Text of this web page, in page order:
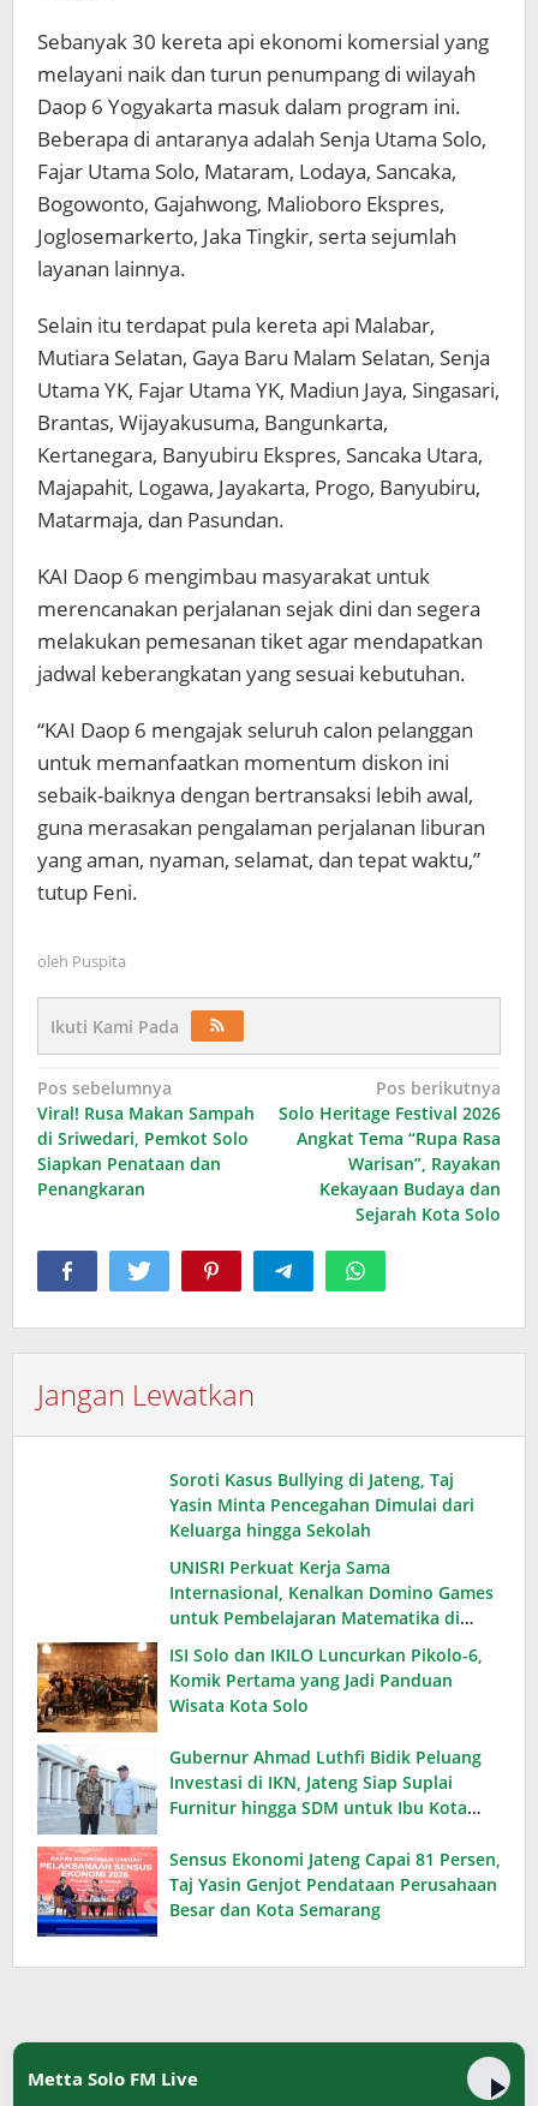
Sebanyak 30 kereta api ekonomi komersial yang
melayani naik dan turun penumpang di wilayah
Daop 6 Yogyakarta masuk dalam program ini.
Beberapa di antaranya adalah Senja Utama Solo,
Fajar Utama Solo, Mataram, Lodaya, Sancaka,
Bogowonto, Gajahwong, Malioboro Ekspres,
Joglosemarkerto, Jaka Tingkir, serta sejumlah
layanan lainnya.
Selain itu terdapat pula kereta api Malabar,
Mutiara Selatan, Gaya Baru Malam Selatan, Senja
Utama YK, Fajar Utama YK, Madiun Jaya, Singasari,
Brantas, Wijayakusuma, Bangunkarta,
Kertanegara, Banyubiru Ekspres, Sancaka Utara,
Majapahit, Logawa, Jayakarta, Progo, Banyubiru,
Matarmaja, dan Pasundan.
KAI Daop 6 mengimbau masyarakat untuk
merencanakan perjalanan sejak dini dan segera
melakukan pemesanan tiket agar mendapatkan
jadwal keberangkatan yang sesuai kebutuhan.
“KAI Daop 6 mengajak seluruh calon pelanggan
untuk memanfaatkan momentum diskon ini
sebaik-baiknya dengan bertransaksi lebih awal,
guna merasakan pengalaman perjalanan liburan
yang aman, nyaman, selamat, dan tepat waktu,”
tutup Feni.
oleh Puspita
Ikuti Kami Pada
Navigasi
pos
Pos sebelumnya
Viral! Rusa Makan Sampah
di Sriwedari, Pemkot Solo
Siapkan Penataan dan
Penangkaran
Pos berikutnya
Solo Heritage Festival 2026
Angkat Tema “Rupa Rasa
Warisan”, Rayakan
Kekayaan Budaya dan
Sejarah Kota Solo
Jangan Lewatkan
Soroti Kasus Bullying di Jateng, Taj
Yasin Minta Pencegahan Dimulai dari
Keluarga hingga Sekolah
UNISRI Perkuat Kerja Sama
Internasional, Kenalkan Domino Games
untuk Pembelajaran Matematika di
Thailand
ISI Solo dan IKILO Luncurkan Pikolo-6,
Komik Pertama yang Jadi Panduan
Wisata Kota Solo
Gubernur Ahmad Luthfi Bidik Peluang
Investasi di IKN, Jateng Siap Suplai
Furnitur hingga SDM untuk Ibu Kota
Sensus Ekonomi Jateng Capai 81 Persen,
Taj Yasin Genjot Pendataan Perusahaan
Besar dan Kota Semarang
Metta Solo FM Live